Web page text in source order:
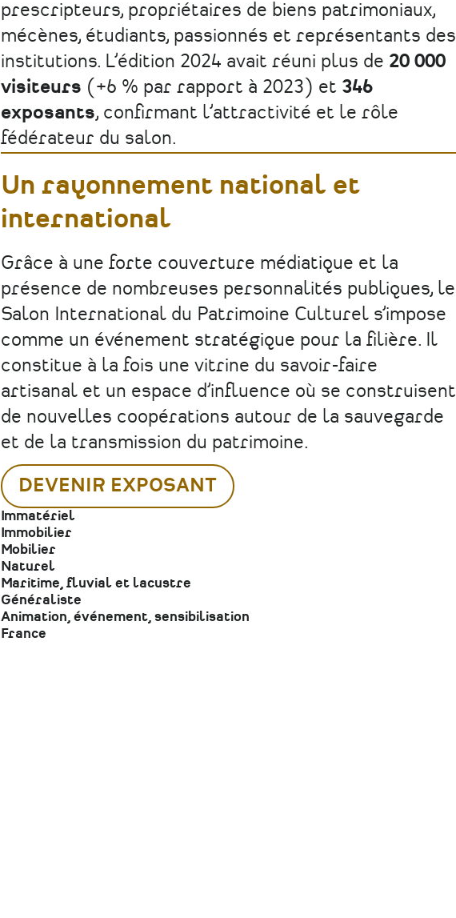
prescripteurs, propriétaires de biens patrimoniaux,
mécènes, étudiants, passionnés et représentants des
institutions. L’édition 2024 avait réuni plus de 20 000
visiteurs (+6 % par rapport à 2023) et 346
exposants, confirmant l’attractivité et le rôle
fédérateur du salon.
Un rayonnement national et
international
Grâce à une forte couverture médiatique et la
présence de nombreuses personnalités publiques, le
Salon International du Patrimoine Culturel s’impose
comme un événement stratégique pour la filière. Il
constitue à la fois une vitrine du savoir-faire
artisanal et un espace d’influence où se construisent
de nouvelles coopérations autour de la sauvegarde
et de la transmission du patrimoine.
DEVENIR EXPOSANT
Immatériel
Immobilier
Mobilier
Naturel
Maritime, fluvial et lacustre
Généraliste
Animation, événement, sensibilisation
France